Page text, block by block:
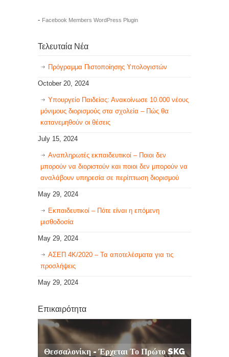
- Facebook Members WordPress Plugin
Τελευταία Νέα
Πρόγραμμα Πιστοποίησης Υπολογιστών
October 20, 2024
Υπουργείο Παιδείας: Ανακοίνωσε 10.000 νέους
μόνιμους διορισμούς στα σχολεία – Πώς θα
κατανεμηθούν οι θέσεις
July 15, 2024
Αναπληρωτές εκπαιδευτικοί – Ποιοι δεν
μπορούν να διοριστούν και ποιοι δεν μπορούν να
αναλάβουν υπηρεσία σε περίπτωση διορισμού
May 29, 2024
Εκπαιδευτικοί – Πότε είναι η επόμενη
μισθοδοσία
May 29, 2024
ΑΣΕΠ 4Κ/2020 – Τα αποτελέσματα για τις
προσλήψεις
May 29, 2024
Επικαιρότητα
Θεσσαλονίκη - Έρχεται Το Πρώτο SKG